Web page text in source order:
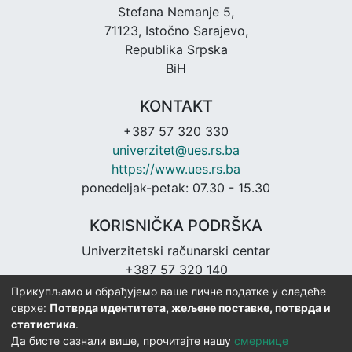
Stefana Nemanje 5,
71123, Istočno Sarajevo,
Republika Srpska
BiH
KONTAKT
+387 57 320 330
univerzitet@ues.rs.ba
https://www.ues.rs.ba
ponedeljak-petak: 07.30 - 15.30
KORISNIČKA PODRŠKA
Univerzitetski računarski centar
+387 57 320 140
urc@ues.rs.ba
https://urc.ues.rs.ba
Прикупљамо и обрађујемо ваше личне податке у следеће
сврхе: Потврда идентитета, жељене поставке, потврда и
статистика.
Да бисте сазнали више, прочитајте нашу смернице